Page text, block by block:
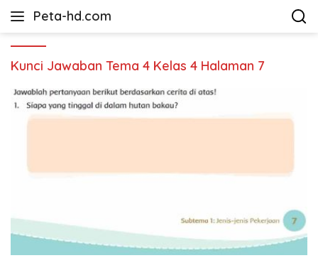
Peta-hd.com
Kumpulan
HD
Kunci Jawaban Tema 4 Kelas 4 Halaman 7